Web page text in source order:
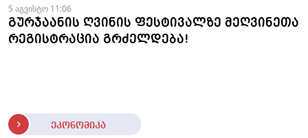
5 აგვისტო 11:06
გურჯაანის ღვინის ფესტივალზე მეღვინეთა
რეგისტრაცია გრძელდება!
ეკონომიკა